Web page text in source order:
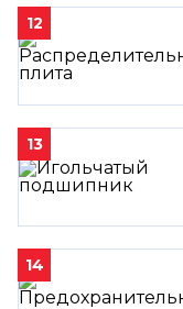
12
13
14